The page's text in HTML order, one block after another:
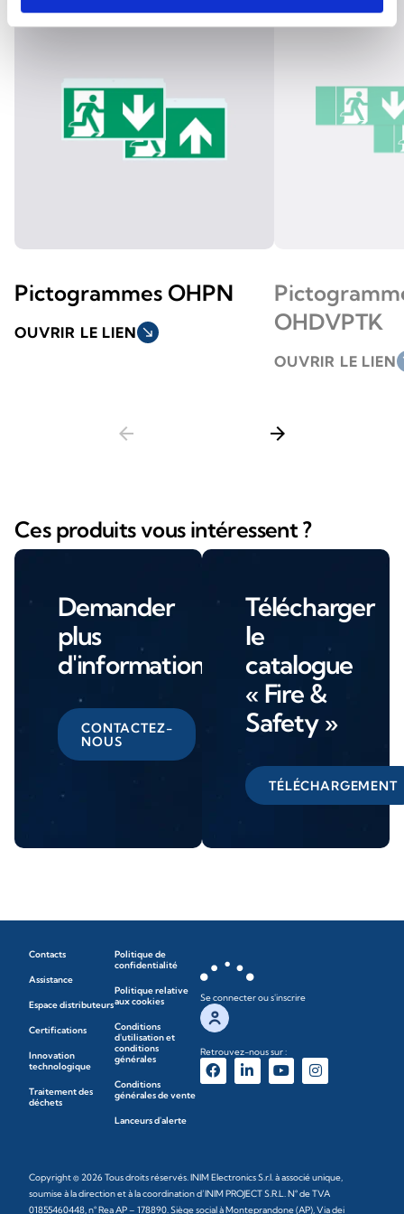
Pictogrammes OHPN
OUVRIR LE LIEN south_east
OHDVPTK
OUVRIR LE LIEN
arrow_back arrow_forward
Ces produits vous intéressent ?
Demander
plus
d'informations
CONTACTEZ-
NOUS
Télécharger
le
catalogue
« Fire &
Safety »
TÉLÉCHARGEMENT
Contacts
Assistance
Espace distributeurs
Certifications
Innovation
technologique
Traitement des
déchets
Politique de
confidentialité
Politique relative
aux cookies
Conditions
d'utilisation et
conditions
générales
Conditions
générales de vente
Lanceurs d'alerte
Se connecter ou s'inscrire
Retrouvez-nous sur :
Copyright © 2026 Tous droits réservés. INIM Electronics S.r.l. à associé unique,
soumise à la direction et à la coordination d’INIM PROJECT S.R.L. N° de TVA
01855460448, n° Rea AP – 178890. Siège social à Monteprandone (AP), Via dei